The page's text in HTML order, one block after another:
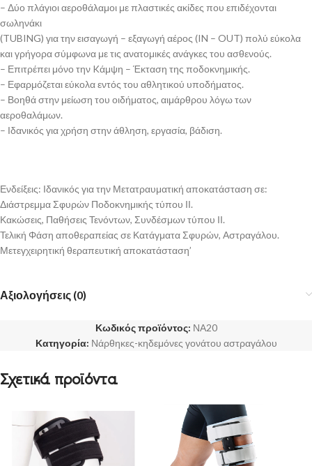
– Δύο πλάγιοι αεροθάλαμοι με πλαστικές ακίδες που επιδέχονται
σωληνάκι
(TUBING) για την εισαγωγή – εξαγωγή αέρος (IN – OUT) πολύ εύκολα
και γρήγορα σύμφωνα με τις ανατομικές ανάγκες του ασθενούς.
– Επιτρέπει μόνο την Kάμψη – Έκταση της ποδοκνημικής.
– Εφαρμόζεται εύκολα εντός του αθλητικού υποδήματος.
– Βοηθά στην μείωση του οιδήματος, αιμάρθρου λόγω των
αεροθαλάμων.
– Ιδανικός για χρήση στην άθληση, εργασία, βάδιση.
Ενδείξεις: Ιδανικός για την Μετατραυματική αποκατάσταση σε:
Διάστρεμμα Σφυρών Ποδοκνημικής τύπου ΙΙ.
Κακώσεις, Παθήσεις Τενόντων, Συνδέσμων τύπου ΙΙ.
Τελική Φάση αποθεραπείας σε Κατάγματα Σφυρών, Αστραγάλου.
Μετεγχειρητική θεραπευτική αποκατάσταση’
Αξιολογήσεις (0)
Κωδικός προϊόντος: ΝΑ20
Κατηγορία: Νάρθηκες-κηδεμόνες γονάτου αστραγάλου
Σχετικά προϊόντα